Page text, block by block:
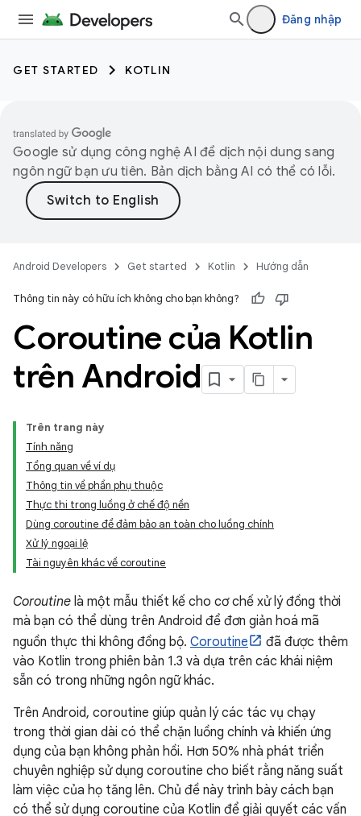
Đăng nhập
GET STARTED KOTLIN
Google sử dụng công nghệ AI để dịch nội dung sang
ngôn ngữ bạn ưu tiên. Bản dịch bằng AI có thể có lỗi.
Android Developers Get started Kotlin Hướng dẫn
Thông tin này có hữu ích không cho bạn không?
Coroutine của Kotlin
trên Android
Trên trang này
Tính năng
Tổng quan về ví dụ
Thông tin về phần phụ thuộc
Thực thi trong luồng ở chế độ nền
Dùng coroutine để đảm bảo an toàn cho luồng chính
Xử lý ngoại lệ
Tài nguyên khác về coroutine
Coroutine là một mẫu thiết kế cho cơ chế xử lý đồng thời
mà bạn có thể dùng trên Android để đơn giản hoá mã
nguồn thực thi không đồng bộ. Coroutine
đã được thêm
vào Kotlin trong phiên bản 1.3 và dựa trên các khái niệm
sẵn có trong những ngôn ngữ khác.
Trên Android, coroutine giúp quản lý các tác vụ chạy
trong thời gian dài có thể chặn luồng chính và khiến ứng
dụng của bạn không phản hồi. Hơn 50% nhà phát triển
chuyên nghiệp sử dụng coroutine cho biết rằng năng suất
làm việc của họ tăng lên. Chủ đề này trình bày cách bạn
có thể sử dụng coroutine của Kotlin để giải quyết các vấn